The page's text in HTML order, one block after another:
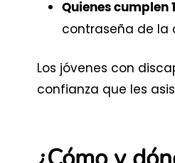
Quienes cumplen
contraseña de la
Los jóvenes con
confianza que les